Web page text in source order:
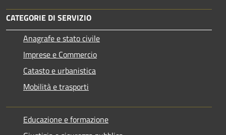
CATEGORIE DI SERVIZIO
Anagrafe e stato civile
Imprese e Commercio
Catasto e urbanistica
Mobilità e trasporti
Educazione e formazione